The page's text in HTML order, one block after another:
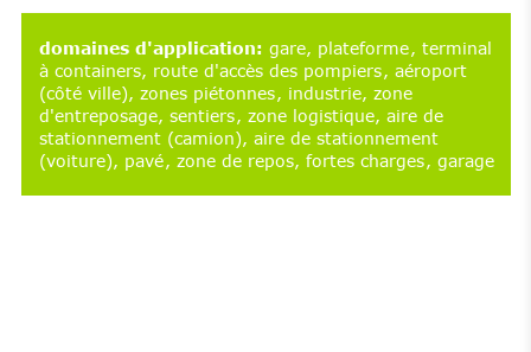
domaines d'application: gare plateforme terminal
à containers route d'accès des pompiers aéroport
(côté ville) zones piétonnes industrie zone
d'entreposage sentiers zone logistique aire de
stationnement (camion) aire de stationnement
(voiture) pavé zone de repos fortes charges garage